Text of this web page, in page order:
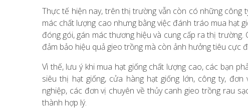
Thực tế hiện nay, trên thị trường vẫn còn có những công
mác chất lượng cao nhưng bằng việc đánh tráo mua hạt
đóng gói, gán mác thương hiệu và cung cấp ra thị
đảm bảo hiệu quả gieo trồng mà còn ảnh hưởng tiêu cực
Vì thế, lưu ý khi mua hạt giống chất lượng cao, các bạn
siêu thị hạt giống, cửa hàng hạt giống lớn, công ty,
nghiệp, các đơn vị chuyên về thủy canh gieo trồng rau
thành hợp lý.